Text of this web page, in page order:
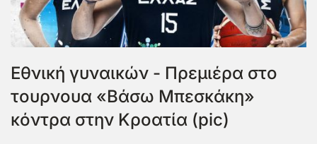
Εθνική γυναικών - Πρεμιέρα στο
τουρνουα «Βάσω Μπεσκάκη»
κόντρα στην Κροατία (pic)